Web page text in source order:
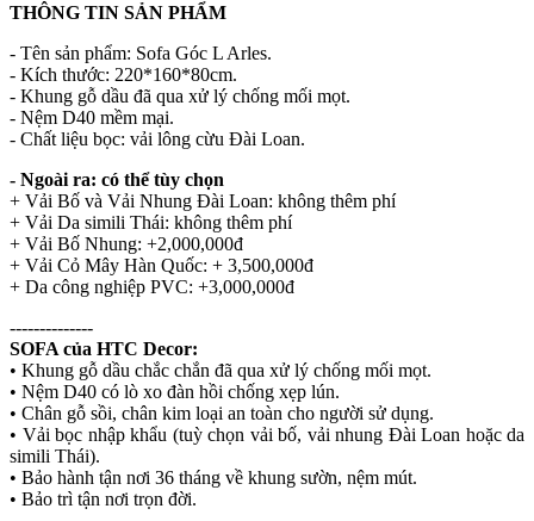
THÔNG TIN SẢN PHẨM
- Tên sản phẩm: Sofa Góc L Arles.
- Kích thước: 220*160*80cm.
- Khung gỗ dầu đã qua xử lý chống mối mọt.
- Nệm D40 mềm mại.
- Chất liệu bọc: vải lông cừu Đài Loan.
- Ngoài ra: có thể tùy chọn
+ Vải Bố và Vải Nhung Đài Loan: không thêm phí
+ Vải Da simili Thái: không thêm phí
+ Vải Bố Nhung: +2,000,000đ
+ Vải Cỏ Mây Hàn Quốc: + 3,500,000đ
+ Da công nghiệp PVC: +3,000,000đ
--------------
SOFA của HTC Decor:
• Khung gỗ dầu chắc chắn đã qua xử lý chống mối mọt.
• Nệm D40 có lò xo đàn hồi chống xẹp lún.
• Chân gỗ sồi, chân kim loại an toàn cho người sử dụng.
• Vải bọc nhập khẩu (tuỳ chọn vải bố, vải nhung Đài Loan hoặc da
simili Thái).
• Bảo hành tận nơi 36 tháng về khung sườn, nệm mút.
• Bảo trì tận nơi trọn đời.